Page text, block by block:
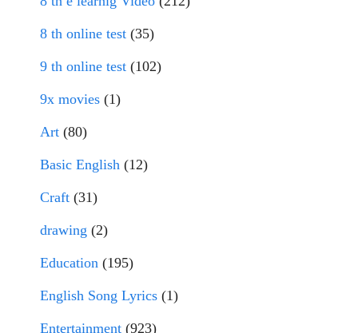
8 th online test (35)
9 th online test (102)
9x movies (1)
Art (80)
Basic English (12)
Craft (31)
drawing (2)
Education (195)
English Song Lyrics (1)
Entertainment (923)